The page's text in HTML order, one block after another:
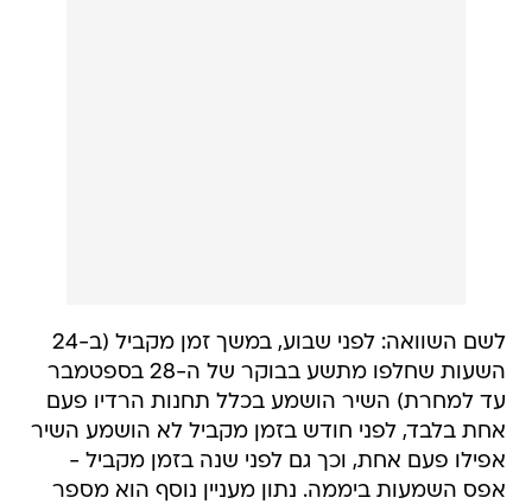
לשם השוואה: לפני שבוע, במשך זמן מקביל (ב-24
השעות שחלפו מתשע בבוקר של ה-28 בספטמבר
עד למחרת) השיר הושמע בכלל תחנות הרדיו פעם
אחת בלבד, לפני חודש בזמן מקביל לא הושמע השיר
אפילו פעם אחת, וכך גם לפני שנה בזמן מקביל -
אפס השמעות ביממה. נתון מעניין נוסף הוא מספר